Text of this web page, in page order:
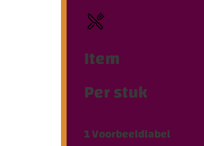
Item
Per stuk
1Voorbeeldlabel